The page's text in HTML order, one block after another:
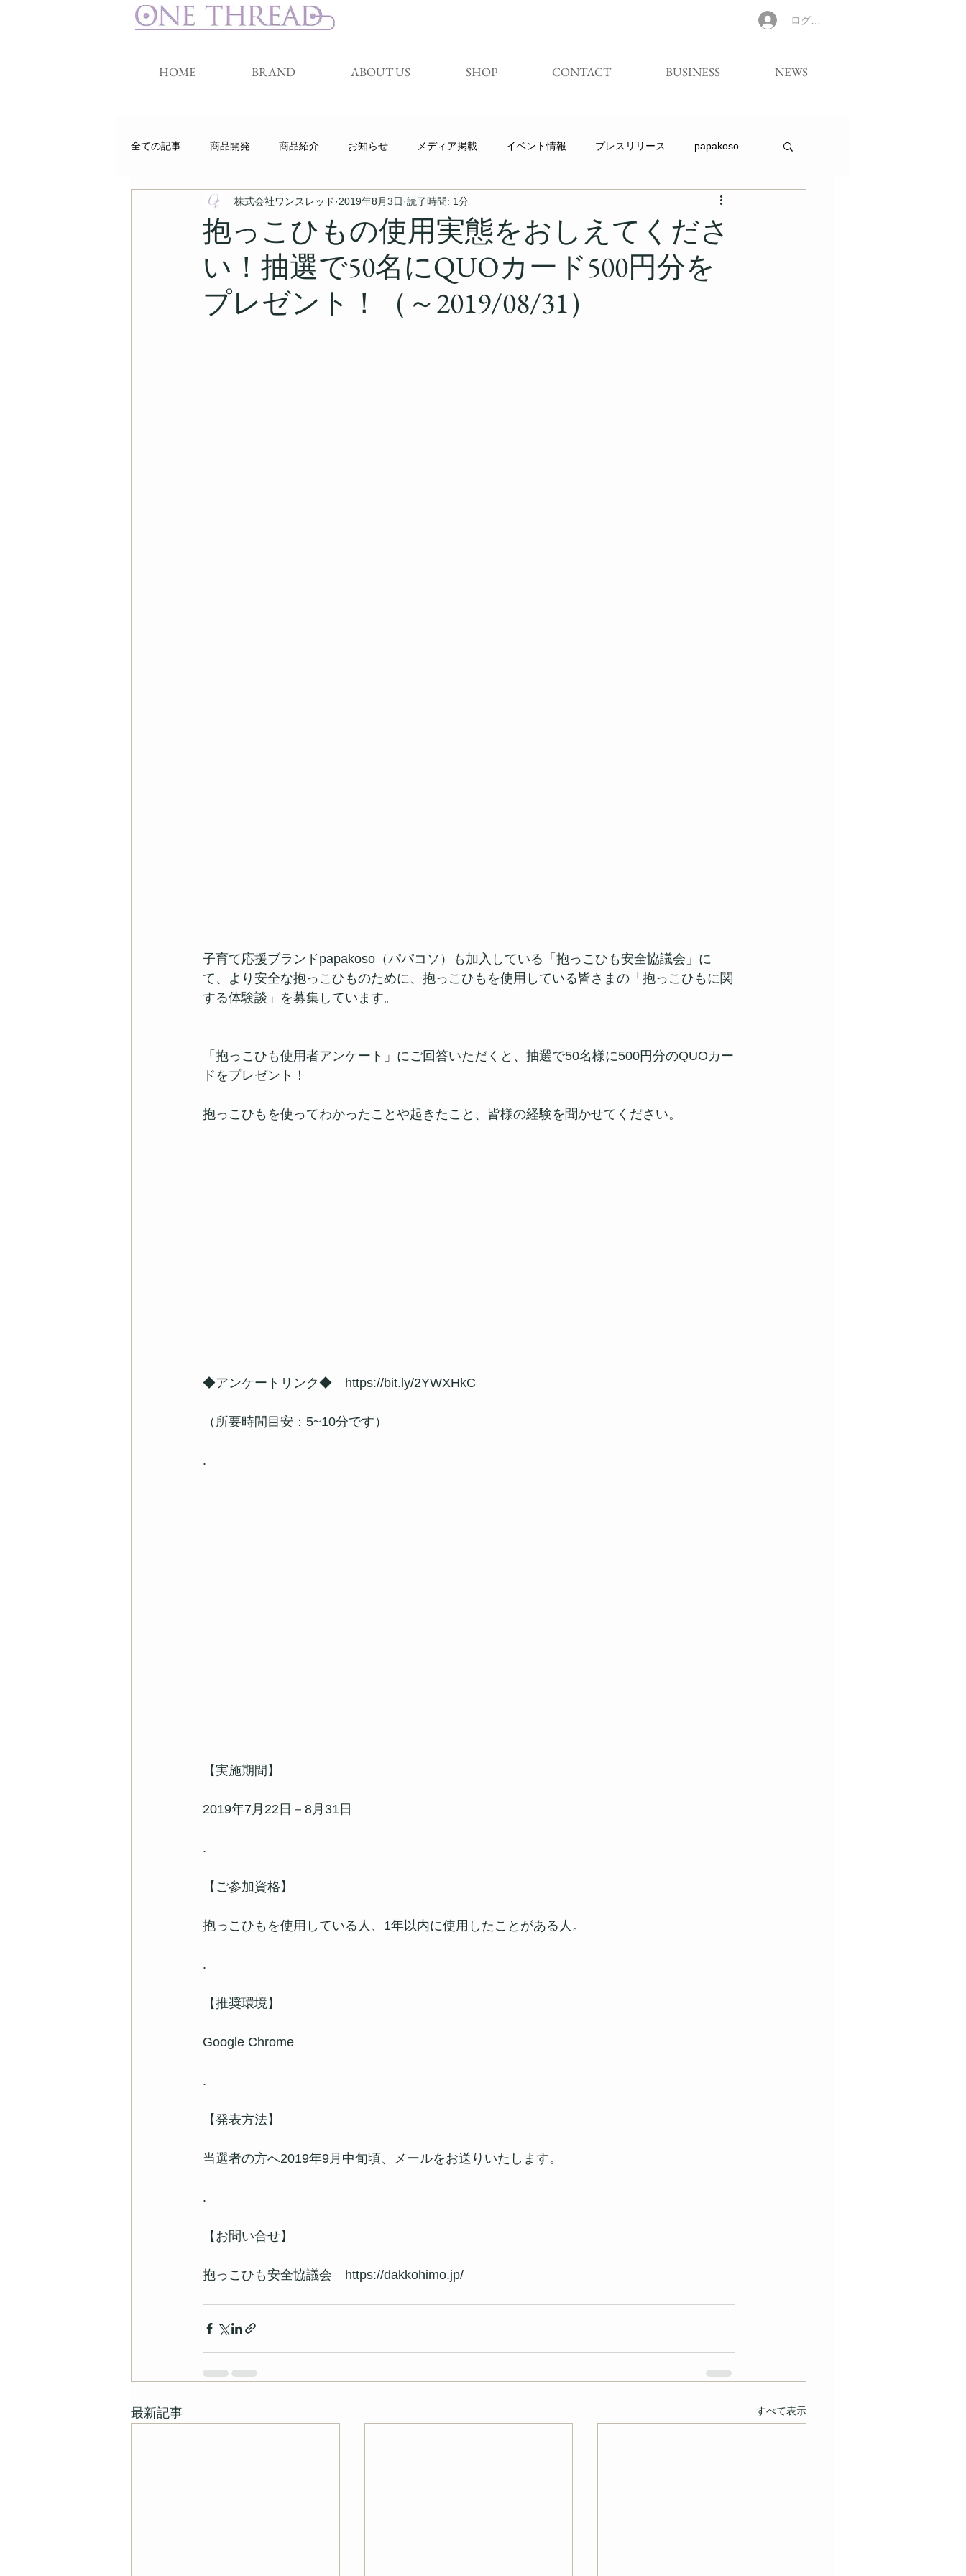
ログイン
HOME BRAND ABOUT US SHOP CONTACT BUSINESS NEWS
全ての記事 商品開発 商品紹介 お知らせ メディア掲載 イベント情報 プレスリリース papakoso
クラウドファンディング キャンペーン 展示会
抱っこひもの使用実態をおしえてくださ
い！抽選で50名にQUOカード500円分を
プレゼント！（～2019/08/31）
株式会社ワンスレッド 2019年8月3日 読了時間: 1分
子育て応援ブランドpapakoso（パパコソ）も加入している「抱っこひも安全協議会」に
て、より安全な抱っこひものために、抱っこひもを使用している皆さまの「抱っこひもに関
する体験談」を募集しています。
「抱っこひも使用者アンケート」にご回答いただくと、抽選で50名様に500円分のQUOカー
ドをプレゼント！
抱っこひもを使ってわかったことや起きたこと、皆様の経験を聞かせてください。
◆アンケートリンク◆　https://bit.ly/2YWXHkC
（所要時間目安：5~10分です）
.
【実施期間】
2019年7月22日－8月31日
.
【ご参加資格】
抱っこひもを使用している人、1年以内に使用したことがある人。
.
【推奨環境】
Google Chrome
.
【発表方法】
当選者の方へ2019年9月中旬頃、メールをお送りいたします。
.
【お問い合せ】
抱っこひも安全協議会　https://dakkohimo.jp/
最新記事 すべて表示